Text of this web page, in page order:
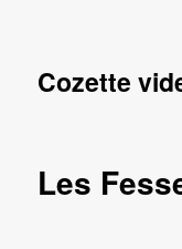
Cozette
Les